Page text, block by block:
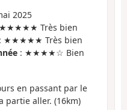
2025
Très bien
: ★★★★★ Très bien
: ★★★★☆ Bien
en passant par le
partie aller. (16km)